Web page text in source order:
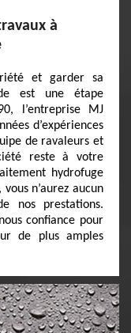
à
et garder sa
est une étape
l’entreprise MJ
d’expériences
de ravaleurs et
reste à votre
hydrofuge
n’aurez aucun
nos prestations.
confiance pour
de plus amples